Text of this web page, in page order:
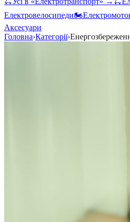
Електровелосипеди🏍️
Аксесуари
Головна›Категорії›